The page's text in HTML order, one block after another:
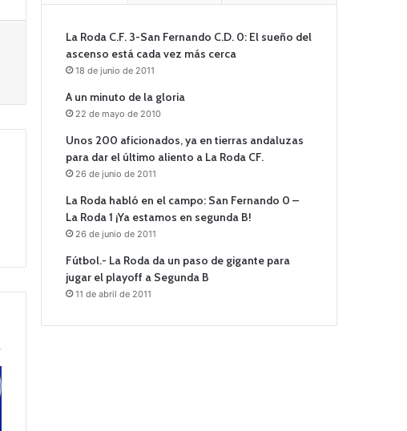
La Roda C.F. 3-San Fernando C.D. 0: El sueño del
ascenso está cada vez más cerca
18 de junio de 2011
A un minuto de la gloria
22 de mayo de 2010
Unos 200 aficionados, ya en tierras andaluzas
para dar el último aliento a La Roda CF.
26 de junio de 2011
La Roda habló en el campo: San Fernando 0 –
La Roda 1 ¡Ya estamos en segunda B!
26 de junio de 2011
Fútbol.- La Roda da un paso de gigante para
jugar el playoff a Segunda B
11 de abril de 2011